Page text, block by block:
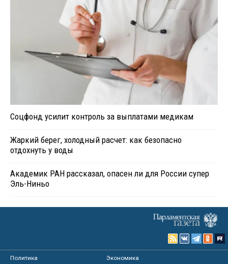
Соцфонд усилит контроль за выплатами медикам
Жаркий берег, холодный расчет: как безопасно
отдохнуть у воды
Академик РАН рассказал, опасен ли для России супер
Эль-Ниньо
Политика
Экономика